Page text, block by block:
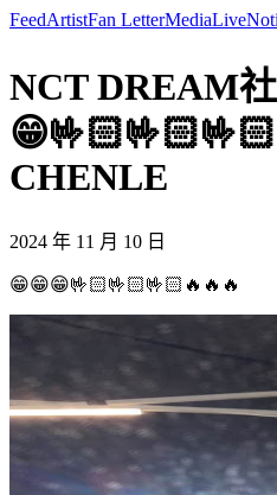
FeedArtistFan LetterMediaLive
NCT DREAM
CHENLE
2024 年 11 月 10 日
😁😁😁🤟🏻🤟🏻🤟🏻🔥🔥🔥